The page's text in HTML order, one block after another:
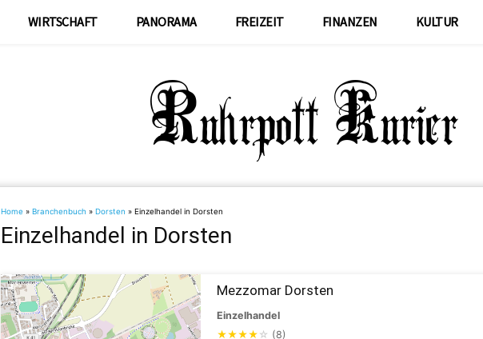
WIRTSCHAFT PANORAMA FREIZEIT FINANZEN KULTUR
Home » Branchenbuch » Dorsten » Einzelhandel in Dorsten
Einzelhandel in Dorsten
Mezzomar Dorsten
Einzelhandel
★★★★ ☆ (8)